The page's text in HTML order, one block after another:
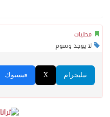
محليات
لا يوجد وسوم
فيسبوك X تيليجرام